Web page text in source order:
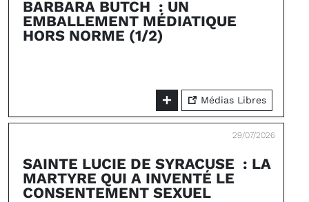
BARBARA BUTCH : UN
EMBALLEMENT MÉDIATIQUE
HORS NORME (1/2)
Médias Libres
29/07/2026
SAINTE LUCIE DE SYRACUSE : LA
MARTYRE QUI A INVENTÉ LE
CONSENTEMENT SEXUEL